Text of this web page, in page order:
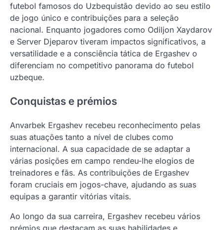
futebol famosos do Uzbequistão devido ao seu estilo
de jogo único e contribuições para a seleção
nacional. Enquanto jogadores como Odiljon Xaydarov
e Server Djeparov tiveram impactos significativos, a
versatilidade e a consciência tática de Ergashev o
diferenciam no competitivo panorama do futebol
uzbeque.
Conquistas e prémios
Anvarbek Ergashev recebeu reconhecimento pelas
suas atuações tanto a nível de clubes como
internacional. A sua capacidade de se adaptar a
várias posições em campo rendeu-lhe elogios de
treinadores e fãs. As contribuições de Ergashev
foram cruciais em jogos-chave, ajudando as suas
equipas a garantir vitórias vitais.
Ao longo da sua carreira, Ergashev recebeu vários
prémios que destacam as suas habilidades e